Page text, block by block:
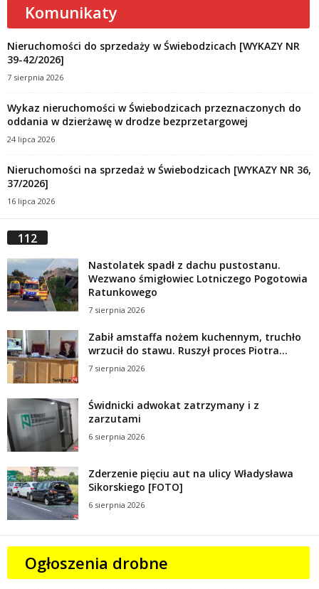
Komunikaty
Nieruchomości do sprzedaży w Świebodzicach [WYKAZY NR
39-42/2026]
7 sierpnia 2026
Wykaz nieruchomości w Świebodzicach przeznaczonych do
oddania w dzierżawę w drodze bezprzetargowej
24 lipca 2026
Nieruchomości na sprzedaż w Świebodzicach [WYKAZY NR 36,
37/2026]
16 lipca 2026
112
Nastolatek spadł z dachu pustostanu.
Wezwano śmigłowiec Lotniczego Pogotowia
Ratunkowego
7 sierpnia 2026
Zabił amstaffa nożem kuchennym, truchło
wrzucił do stawu. Ruszył proces Piotra...
7 sierpnia 2026
Świdnicki adwokat zatrzymany i z
zarzutami
6 sierpnia 2026
Zderzenie pięciu aut na ulicy Władysława
Sikorskiego [FOTO]
6 sierpnia 2026
Ogłoszenia drobne